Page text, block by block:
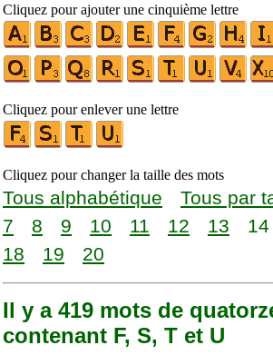
Cliquez pour ajouter une cinquième lettre
Cliquez pour enlever une lettre
Cliquez pour changer la taille des mots
Tous alphabétique Tous par
7
8 9 10 11 12 13 14
18
19 20
Il y a 419 mots de
contenant F, S, T et U